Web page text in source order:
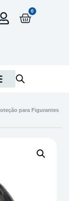
0
para Figurantes